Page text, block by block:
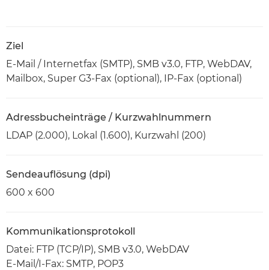
Ziel
E-Mail / Internetfax (SMTP), SMB v3.0, FTP, WebDAV,
Mailbox, Super G3-Fax (optional), IP-Fax (optional)
Adressbucheinträge / Kurzwahlnummern
LDAP (2.000), Lokal (1.600), Kurzwahl (200)
Sendeauflösung (dpi)
600 x 600
Kommunikationsprotokoll
Datei: FTP (TCP/IP), SMB v3.0, WebDAV
E-Mail/I-Fax: SMTP, POP3